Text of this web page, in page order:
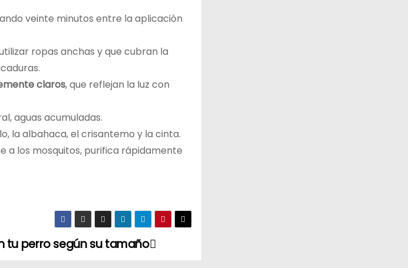
veinte minutos entre la aplicación
ropas anchas y que cubran la
claros, que reflejan la luz con
aguas acumuladas.
la albahaca, el crisantemo y la cinta.
a los mosquitos, purifica rápidamente
tu perro según su tamaño